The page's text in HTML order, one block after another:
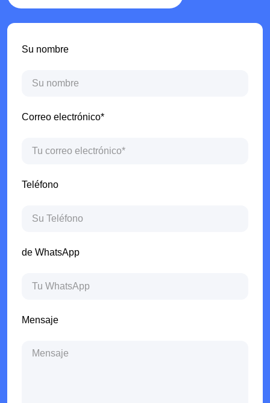
Su nombre
Correo electrónico*
Teléfono
de WhatsApp
Mensaje